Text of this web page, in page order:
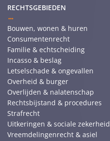
RECHTSGEBIEDEN
Bouwen, wonen & huren
Consumentenrecht
Familie & echtscheiding
Incasso & beslag
Letselschade & ongevallen
Overheid & burger
Overlijden & nalatenschap
Rechtsbijstand & procedures
Strafrecht
Uitkeringen & sociale zekerheid
Vreemdelingenrecht & asiel